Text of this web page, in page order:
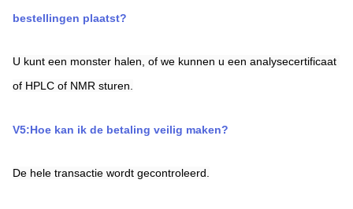
bestellingen plaatst?
U kunt een monster halen, of we kunnen u een analysecertificaat
of HPLC of NMR sturen.
V5:Hoe kan ik de betaling veilig maken?
De hele transactie wordt gecontroleerd.